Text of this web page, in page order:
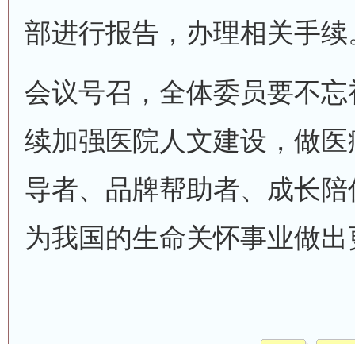
部进行报告，办理相关手续
会议号召，全体委员要不
续加强医院人文建设，做
导者、品牌帮助者、成长
为我国的生命关怀事业做